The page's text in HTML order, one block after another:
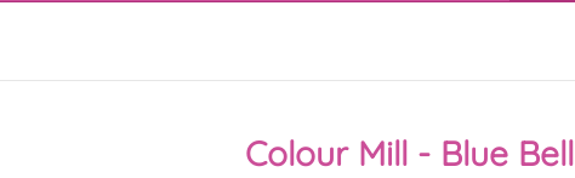
Colour Mill - Blue Bell